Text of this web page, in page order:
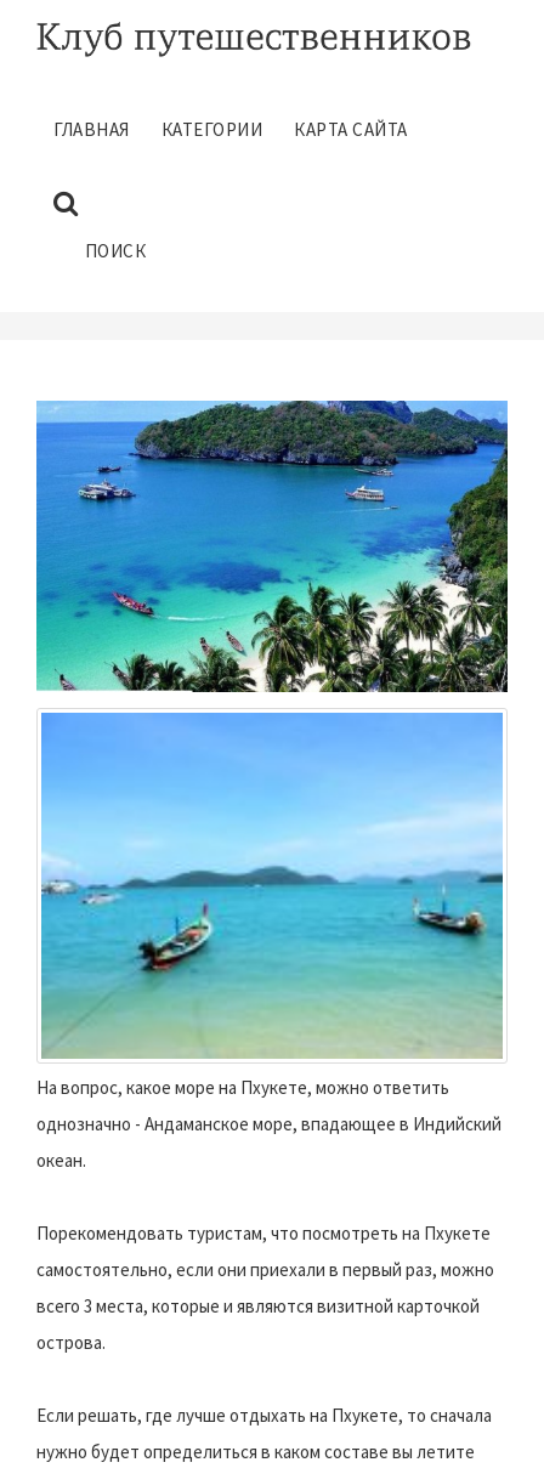
ГЛАВНАЯ КАТЕГОРИИ КАРТА САЙТА
ПОИСК
ПХУКЕТ ПОЛЕЗНЫЕ СОВЕТЫ
На вопрос, какое море на Пхукете, можно ответить
однозначно - Андаманское море, впадающее в Индийский
океан.
Порекомендовать туристам, что посмотреть на Пхукете
самостоятельно, если они приехали в первый раз, можно
всего 3 места, которые и являются визитной карточкой
острова.
Если решать, где лучше отдыхать на Пхукете, то сначала
нужно будет определиться в каком составе вы летите